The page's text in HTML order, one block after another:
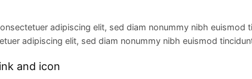
adipiscing elit, sed diam nonummy nibh
adipiscing elit, sed diam nonummy nibh euismod
and icon